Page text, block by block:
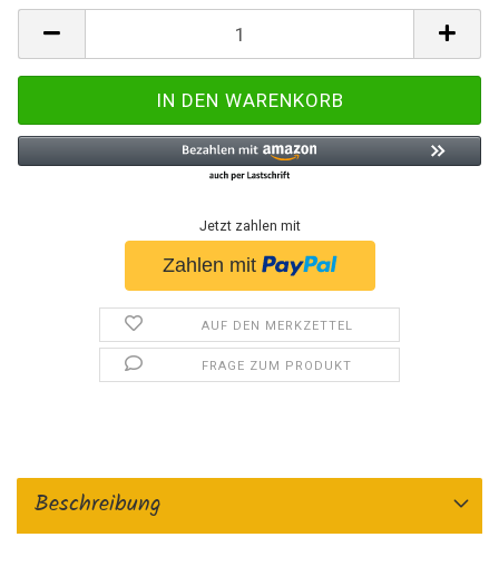
Jetzt zahlen mit
AUF DEN MERKZETTEL
FRAGE ZUM PRODUKT
Beschreibung